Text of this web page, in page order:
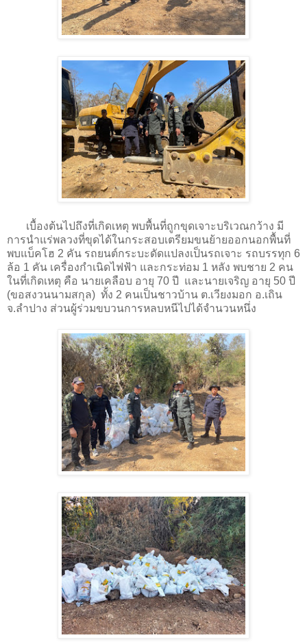
เบื้องต้นไปถึงที่เกิดเหตุ พบพื้นที่ถูกขุดเจาะบริเวณกว้าง มี
การนำแร่พลวงที่ขุดได้ในกระสอบเตรียมขนย้ายออกนอกพื้นที่
พบแบ็คโฮ 2 คัน รถยนต์กระบะดัดแปลงเป็นรถเจาะ รถบรรทุก 6
ล้อ 1 คัน เครื่องกำเนิดไฟฟ้า และกระท่อม 1 หลัง พบชาย 2 คน
ในที่เกิดเหตุ คือ นายเคลือบ อายุ 70 ปี และนายเจริญ อายุ 50 ปี
(ขอสงวนนามสกุล) ทั้ง 2 คนเป็นชาวบ้าน ต.เวียงมอก อ.เถิน
จ.ลำปาง ส่วนผู้ร่วมขบวนการหลบหนีไปได้จำนวนหนึ่ง